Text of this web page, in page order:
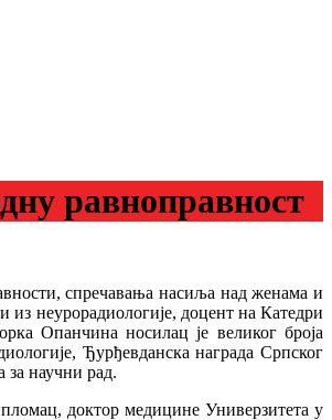
равноправност
спречавања насиља над женама и
из неурорадиологије, доцент на Катедри
Опанчина носилац је великог броја
Ђурђевданска награда Српског
за научни рад.
доктор медицине Универзитета у